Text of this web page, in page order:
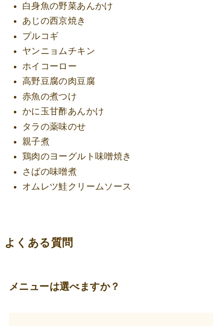
白身魚の野菜あんかけ
あじの西京焼き
プルコギ
ヤンニョムチキン
ホイコーロー
高野豆腐の肉豆腐
赤魚の煮つけ
かに玉甘酢あんかけ
タラの薬味のせ
親子煮
鶏肉のヨーグルト味噌焼き
さばの味噌煮
オムレツ鮭クリームソース
よくある質問
メニューは選べますか？